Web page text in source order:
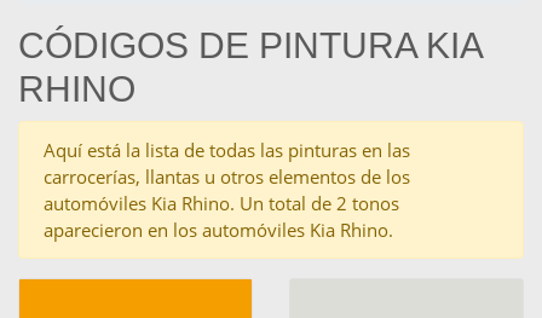
CÓDIGOS DE PINTURA KIA
RHINO
Aquí está la lista de todas las pinturas en las
carrocerías, llantas u otros elementos de los
automóviles Kia Rhino. Un total de 2 tonos
aparecieron en los automóviles Kia Rhino.